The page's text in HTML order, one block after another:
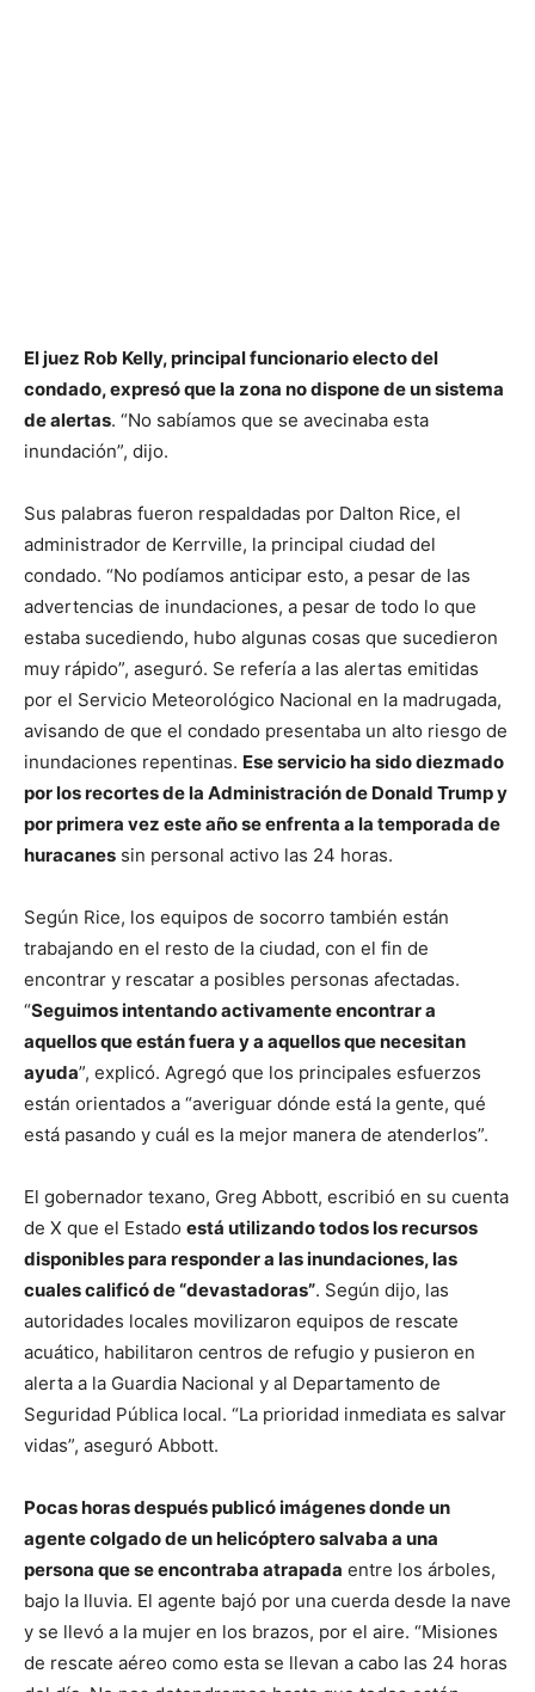
El juez Rob Kelly, principal funcionario electo del
condado, expresó que la zona no dispone de un sistema
de alertas. “No sabíamos que se avecinaba esta
inundación”, dijo.
Sus palabras fueron respaldadas por Dalton Rice, el
administrador de Kerrville, la principal ciudad del
condado. “No podíamos anticipar esto, a pesar de las
advertencias de inundaciones, a pesar de todo lo que
estaba sucediendo, hubo algunas cosas que sucedieron
muy rápido”, aseguró. Se refería a las alertas emitidas
por el Servicio Meteorológico Nacional en la madrugada,
avisando de que el condado presentaba un alto riesgo de
inundaciones repentinas. Ese servicio ha sido diezmado
por los recortes de la Administración de Donald Trump y
por primera vez este año se enfrenta a la temporada de
huracanes sin personal activo las 24 horas.
Según Rice, los equipos de socorro también están
trabajando en el resto de la ciudad, con el fin de
encontrar y rescatar a posibles personas afectadas.
“Seguimos intentando activamente encontrar a
aquellos que están fuera y a aquellos que necesitan
ayuda”, explicó. Agregó que los principales esfuerzos
están orientados a “averiguar dónde está la gente, qué
está pasando y cuál es la mejor manera de atenderlos”.
El gobernador texano, Greg Abbott, escribió en su cuenta
de X que el Estado está utilizando todos los recursos
disponibles para responder a las inundaciones, las
cuales calificó de “devastadoras”. Según dijo, las
autoridades locales movilizaron equipos de rescate
acuático, habilitaron centros de refugio y pusieron en
alerta a la Guardia Nacional y al Departamento de
Seguridad Pública local. “La prioridad inmediata es salvar
vidas”, aseguró Abbott.
Pocas horas después publicó imágenes donde un
agente colgado de un helicóptero salvaba a una
persona que se encontraba atrapada entre los árboles,
bajo la lluvia. El agente bajó por una cuerda desde la nave
y se llevó a la mujer en los brazos, por el aire. “Misiones
de rescate aéreo como esta se llevan a cabo las 24 horas